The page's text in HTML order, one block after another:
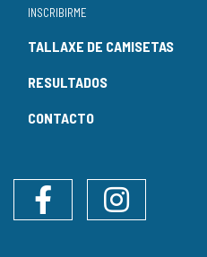
INSCRIBIRME
TALLAXE DE CAMISETAS
RESULTADOS
CONTACTO
Instagram